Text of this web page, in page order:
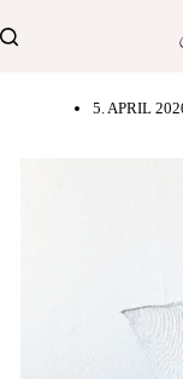
til
indhold
5. APRIL